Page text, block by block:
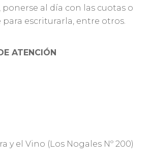
ponerse al día con las cuotas o
escriturarla, entre otros.
ATENCIÓN
y el Vino (Los Nogales Nº 200)